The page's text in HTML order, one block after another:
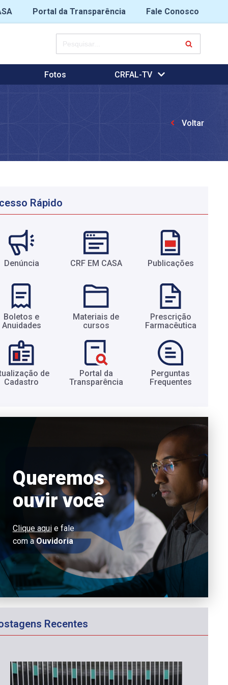
Portal da Transparência
Fale Conosco
Fotos CRFAL-TV
Voltar
Rápido
Denúncia CRF EM CASA Publicações
Boletos e
Anuidades​
Materiais de
cursos​
Prescrição
Farmacêutica​
de
Cadastro​
Portal da
Transparência​
Perguntas
Frequentes​
Queremos
ouvir você
Clique aquie fale
com aOuvidoria
Recentes